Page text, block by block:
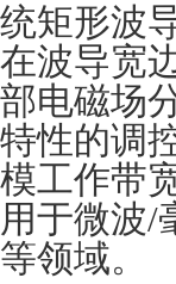
矩形波
波导宽
电磁场
性的调
工作带
于微波/
领域。